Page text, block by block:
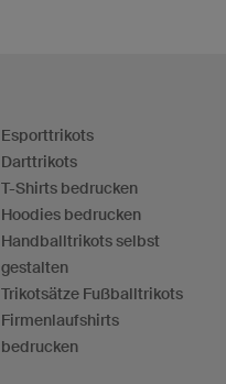
Esporttrikots
Darttrikots
T-Shirts bedrucken
Hoodies bedrucken
Handballtrikots selbst
gestalten
Trikotsätze Fußballtrikots
Firmenlaufshirts
bedrucken